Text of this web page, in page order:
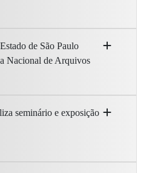
de São Paulo
Nacional de Arquivos
seminário e exposição